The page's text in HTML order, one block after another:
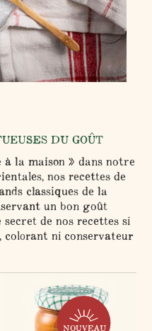
DU GOÛT
à la maison » dans notre
nos recettes de
classiques de la
un bon goût
de nos recettes si
colorant ni conservateur
NOUVEAU